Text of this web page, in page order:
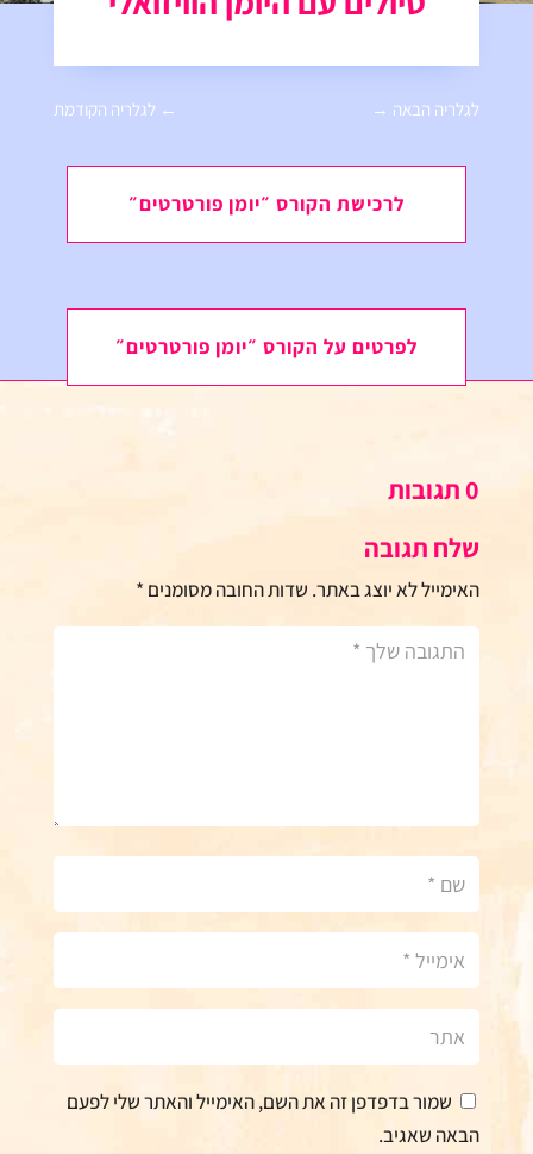
← לגלריה הקודמת לגלריה הבאה →
לרכישת הקורס ״יומן פורטרטים״
לפרטים על הקורס ״יומן פורטרטים״
0 תגובות
שלח תגובה
האימייל לא יוצג באתר. שדות החובה מסומנים *
שמור בדפדפן זה את השם, האימייל והאתר שלי לפעם
הבאה שאגיב.